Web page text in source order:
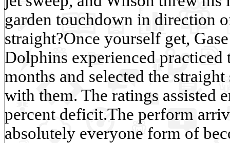
garden touchdown in direction
straight?Once yourself get,
Dolphins experienced
months and selected the
with them. The ratings assisted
percent deficit.The perform
absolutely everyone form of